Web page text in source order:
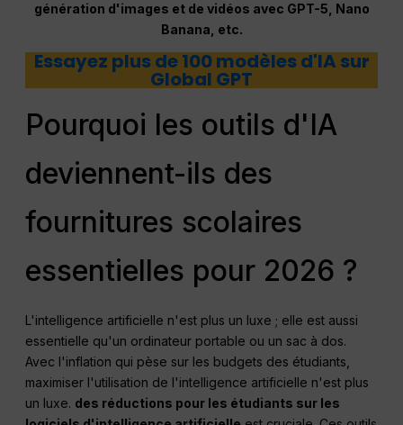
génération d'images et de vidéos avec GPT-5, Nano
Banana, etc.
Essayez plus de 100 modèles d'IA sur
Global GPT
Pourquoi les outils d'IA
deviennent-ils des
fournitures scolaires
essentielles pour 2026 ?
L'intelligence artificielle n'est plus un luxe ; elle est aussi
essentielle qu'un ordinateur portable ou un sac à dos.
Avec l'inflation qui pèse sur les budgets des étudiants,
maximiser l'utilisation de l'intelligence artificielle n'est plus
un luxe. des réductions pour les étudiants sur les